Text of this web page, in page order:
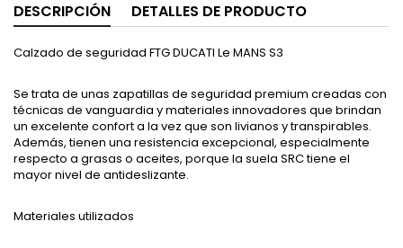
DESCRIPCIÓN DETALLES DE PRODUCTO
Calzado de seguridad FTG DUCATI Le MANS S3
Se trata de unas zapatillas de seguridad premium creadas con
técnicas de vanguardia y materiales innovadores que brindan
un excelente confort a la vez que son livianos y transpirables.
Además, tienen una resistencia excepcional, especialmente
respecto a grasas o aceites, porque la suela SRC tiene el
mayor nivel de antideslizante.
Materiales utilizados